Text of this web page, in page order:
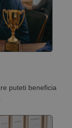
puteti beneficia